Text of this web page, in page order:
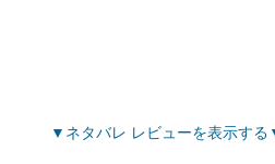
ネタバレ レビューを表示する